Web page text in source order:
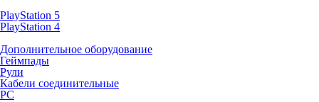
PlayStation 5
PlayStation 4
Дополнительное оборудование
Геймпады
Рули
Кабели соединительные
PC